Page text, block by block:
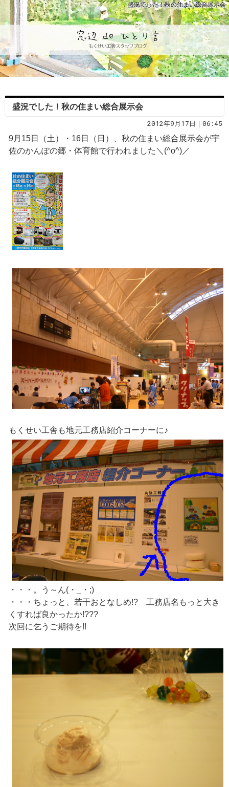
盛況でした！秋の住まい総合展示会
盛況でした！秋の住まい総合展示会
2012年9月17日｜06:45
9月15日（土）・16日（日）、秋の住まい総合展示会が宇
佐のかんぽの郷・体育館で行われました＼(^o^)／
もくせい工舎も地元工務店紹介コーナーに♪
・・・。う～ん(・_・;)
・・・ちょっと、若干おとなしめ!? 工務店名もっと大き
くすれば良かったか!???
次回に乞うご期待を!!